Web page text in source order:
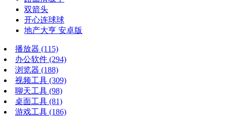
双箭头
开心连球球
地产大亨 安卓版
播放器 (115)
办公软件 (294)
浏览器 (188)
视频工具 (309)
聊天工具 (98)
桌面工具 (81)
游戏工具 (186)